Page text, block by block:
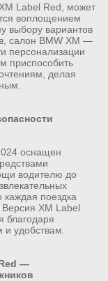
Label Red, может
воплощением
выбору вариантов
салон BMW XM —
персонализации
приспособить
делая
оснащен
водителю до
каждая поездка
Версия XM Label
благодаря
удобствам.
—